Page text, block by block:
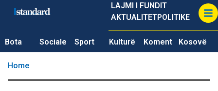
LAJMI I FUNDIT
AKTUALITETPOLITIKE
Bota Sociale Sport Kulturë Koment Kosovë
Home